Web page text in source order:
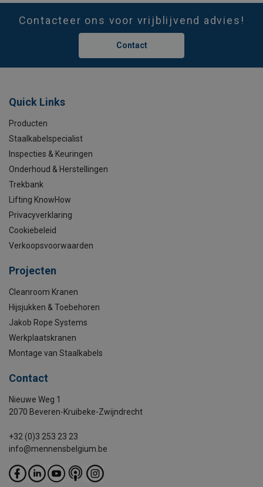
Contacteer ons voor vrijblijvend advies!
Contact
Quick Links
Producten
Staalkabelspecialist
Inspecties & Keuringen
Onderhoud & Herstellingen
Trekbank
Lifting KnowHow
Privacyverklaring
Cookiebeleid
Verkoopsvoorwaarden
Projecten
Cleanroom Kranen
Hijsjukken & Toebehoren
Jakob Rope Systems
Werkplaatskranen
Montage van Staalkabels
Contact
Nieuwe Weg 1
2070 Beveren-Kruibeke-Zwijndrecht
+32 (0)3 253 23 23
info@mennensbelgium.be